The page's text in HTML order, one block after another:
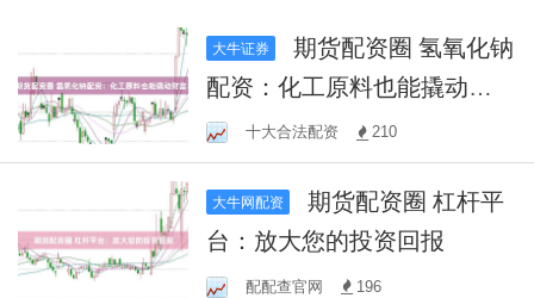
大牛证券
期货配资圈 氢氧化钠
配资：化工原料也能撬动财
富？十大合法配资 210
大牛网配资
期货配资圈 杠杆平
台：放大您的投资回报
配配查官网 196